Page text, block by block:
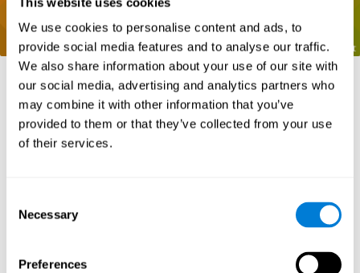
We use cookies to personalise content and ads, to
provide social media features and to analyse our traffic.
We also share information about your use of our site with
our social media, advertising and analytics partners who
may combine it with other information that you’ve
provided to them or that they’ve collected from your use
of their services.
Selection
Necessary
Preferences
المراجع
Gordon B, Caramazza A. Lexical decision for open- and closed-
Epstein, Johnson, Varia, Conners (2001). Neuropsychological
assessment of response inhibition in adults with ADHD. Journal
71.